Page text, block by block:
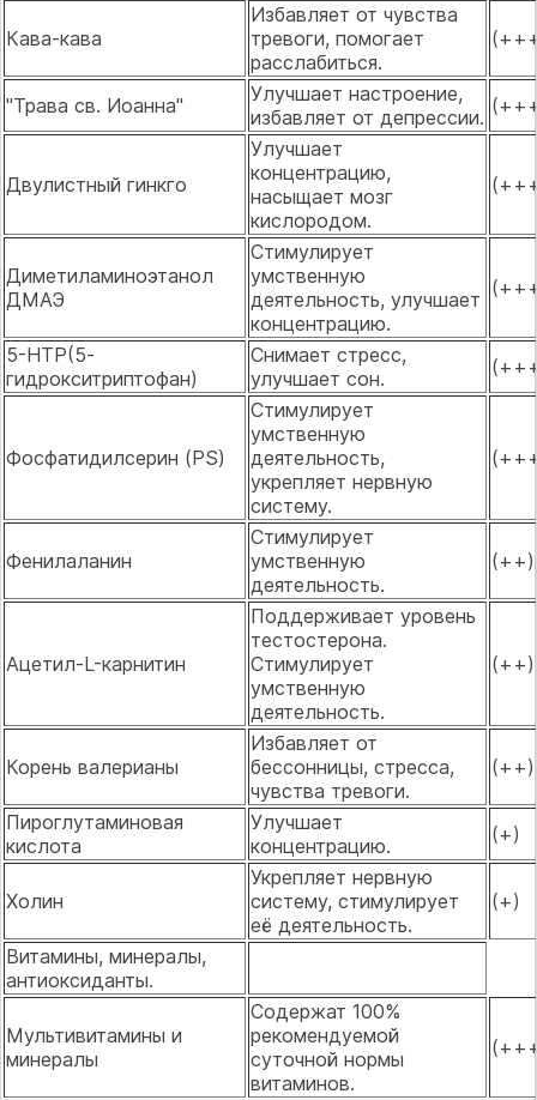
Кава-кава
Избавляет от чувства
тревоги, помогает
расслабиться.
"Трава св. Иоанна"
Улучшает настроение,
избавляет от депрессии.
Двулистный гинкго
Улучшает
концентрацию,
насыщает мозг
кислородом.
Диметиламиноэтанол
ДМАЭ
Стимулирует
умственную
деятельность, улучшает
концентрацию.
5-НТР(5-
гидрокситриптофан)
Снимает стресс,
улучшает сон.
Фосфатидилсерин (PS)
Стимулирует
умственную
деятельность,
укрепляет нервную
систему.
Фенилаланин
Стимулирует
умственную
деятельность.
(++)
Ацетил-L-карнитин
Поддерживает уровень
тестостерона.
Стимулирует
умственную
деятельность.
(++)
Корень валерианы
Избавляет от
бессонницы, стресса,
чувства тревоги.
(++)
Пироглутаминовая
кислота
Улучшает
концентрацию.
(+)
Холин
Укрепляет нервную
систему, стимулирует
её деятельность.
(+)
Витамины, минералы,
антиоксиданты.
Мультивитамины и
минералы
Содержат 100%
рекомендуемой
суточной нормы
витаминов.